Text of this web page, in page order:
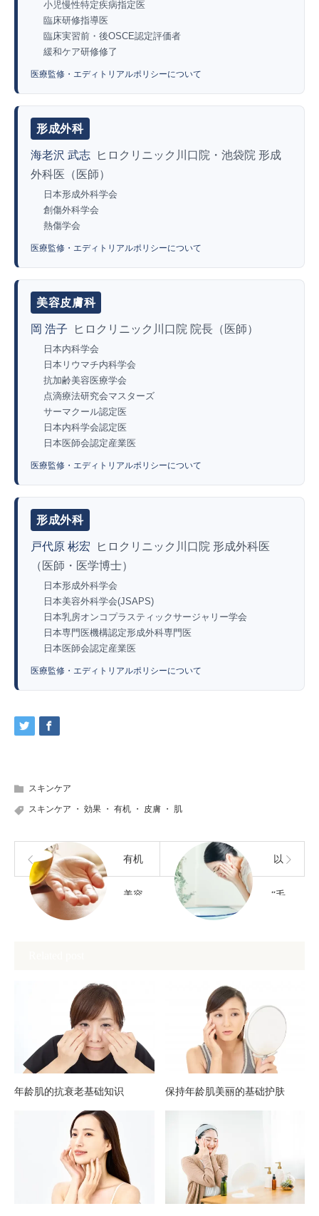
小児慢性特定疾病指定医
臨床研修指導医
臨床実習前・後OSCE認定評価者
緩和ケア研修修了
医療監修・エディトリアルポリシーについて
形成外科
海老沢 武志
ヒロクリニック川口院・池袋院 形成
外科医（医師）
日本形成外科学会
創傷外科学会
熱傷学会
医療監修・エディトリアルポリシーについて
美容皮膚科
岡 浩子 ヒロクリニック川口院 院長（医師）
日本内科学会
日本リウマチ内科学会
抗加齢美容医療学会
点滴療法研究会マスターズ
サーマクール認定医
日本内科学会認定医
日本医師会認定産業医
医療監修・エディトリアルポリシーについて
形成外科
戸代原 彬宏
ヒロクリニック川口院 形成外科医
（医師・医学博士）
日本形成外科学会
日本美容外科学会(JSAPS)
日本乳房オンコプラスティックサージャリー学会
日本専門医機構認定形成外科専門医
日本医師会認定産業医
医療監修・エディトリアルポリシーについて
スキンケア
スキンケア ・ 効果 ・ 有机 ・ 皮膚 ・ 肌
有机
美容
与选
择方
以
“毛
标的
每日
年龄肌的抗衰老基础知识 保持年龄肌美丽的基础护肤